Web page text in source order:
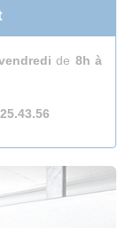
de 8h à